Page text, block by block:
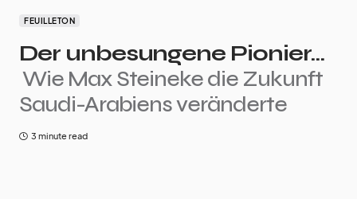
FEUILLETON
Der unbesungene Pionier…
Wie Max Steineke die Zukunft
Saudi-Arabiens veränderte
3 minute read